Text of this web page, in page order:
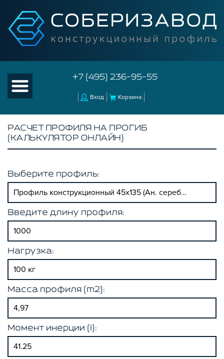
+7 (495) 236-95-55
Вход Корзина
РАСЧЕТ ПРОФИЛЯ НА ПРОГИБ
(КАЛЬКУЛЯТОР ОНЛАЙН)
Выберите профиль:
Профиль конструкционный 45х135 (Ан. серебро)
Введите длину профиля:
Нагрузка:
Масса профиля (m2):
Момент инерции (I):